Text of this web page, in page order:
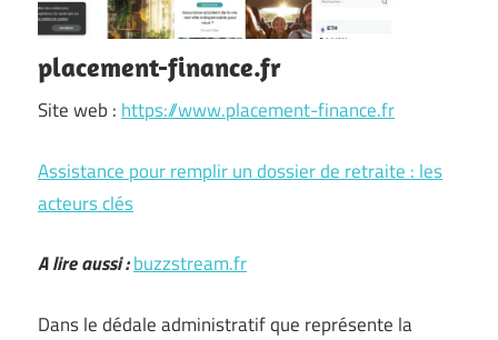
placement-finance.fr
Site web : https://www.placement-finance.fr
Assistance pour remplir un dossier de retraite : les
acteurs clés
A lire aussi :buzzstream.fr
Dans le dédale administratif que représente la